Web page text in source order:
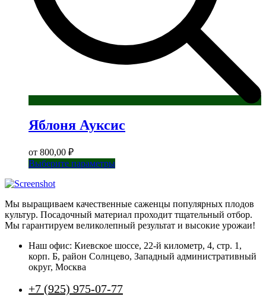
Яблоня Ауксис
от 800,00 ₽
Выберите параметрыЭтот
вариаций.
Опции
можно
на
странице
Мы выращиваем качественные саженцы популярных плодов
культур. Посадочный материал проходит тщательный отбор.
Мы гарантируем великолепный результат и высокие урожаи!
Наш офис: Киевское шоссе, 22-й километр, 4, стр. 1,
корп. Б, район Солнцево, Западный административный
округ, Москва
+7 (925) 975-07-77